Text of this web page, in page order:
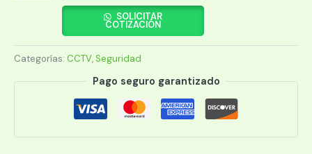
HDBW1200RP-
Z
SOLICITAR
COTIZACIÓN
Categorías: CCTV, Seguridad
Pago seguro garantizado